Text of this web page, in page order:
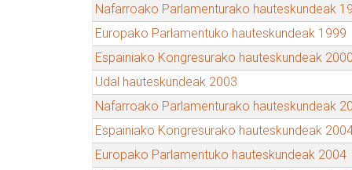
Nafarroako Parlamenturako hauteskundeak
Europako Parlamentuko hauteskundeak 1999
Espainiako Kongresurako hauteskundeak 2000
Udal hauteskundeak 2003
Nafarroako Parlamenturako hauteskundeak
Espainiako Kongresurako hauteskundeak
Europako Parlamentuko hauteskundeak 2004